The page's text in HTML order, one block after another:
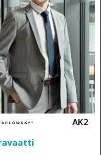
AK2